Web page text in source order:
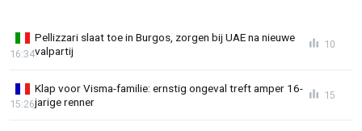
Pellizzari slaat toe in Burgos, zorgen bij UAE na nieuwe
valpartij
16:34
10
Klap voor Visma-familie: ernstig ongeval treft amper 16-
jarige renner
15:26
15